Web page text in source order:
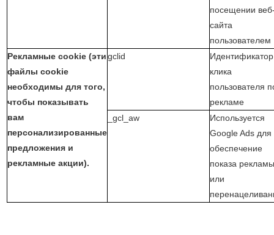
посещении
сайта
пользователем
Рекламные cookie (эти
файлы cookie
необходимы для того,
чтобы показывать
вам
персонализированные
предложения и
рекламные акции).
gclid
Идентификатор
клика
пользователя
рекламе
_gcl_aw
Используется
Google Ads для
обеспечение
показа
или